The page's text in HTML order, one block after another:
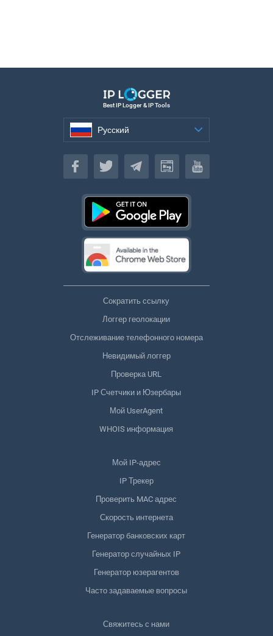
Best IP Logger & IP Tools
Русский
Русский
Сократить ссылку
Логгер геолокации
Отслеживание телефонного номера
Невидимый логгер
Проверка URL
IP Счетчики и Юзербары
Мой UserAgent
WHOIS информация
Мой IP-адрес
IP Трекер
Проверить MAC адрес
Скорость интернета
Генератор банковских карт
Генератор случайных IP
Генератор юзерагентов
Часто задаваемые вопросы
Свяжитесь с нами